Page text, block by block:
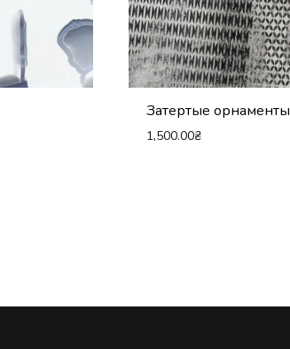
Затертые орнаменты
1,500.00₴